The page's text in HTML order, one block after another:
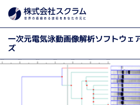
Home 製品・サービス 製品カテゴ
一次元電気泳動画像解析ソフトウェ
ズ